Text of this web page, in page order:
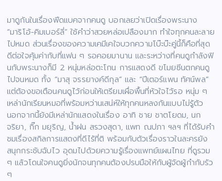
มาดูกันในเรื่องฟีดแบคจากคนดู บอกเลยว่าเปิดเรื่องพระนาง
“มาริโอ้-คิมเบอร์ลี่” ใช้คำว่าสวยหล่อเปลืองมาก ทำใจทุกคนละลาย
ไปหมด ส่วนเรื่องของความเคมีเคใจบวกความโบ๊ะบ๊ะคู่นี้ก็คือที่สุด
ดีต่อใจคุ้มค่ากับที่แฟน ๆ รอคอยมานาน และระหว่างที่คนดูกำลังฟิ
นกับพระนางก็มี 2 หนุ่มหล่อตะโกน การแสดงดี ขโมยซีนตกคนดู
ไปจนหมด ทั้ง “มาสุ จรรยางค์ดีกุล” และ “ปีเตอร์แพน ทัศน์พล”
แต่ต้องขอเตือนคนดูไว้ก่อนให้เตรียมเผื่อพื้นที่หัวใจไว้รอ หนุ่ม ๆ
เหล่านักเรียนหมอที่พร้อมหว่านเสน่ห์ให้ทุกคนหลงกันแบบไม่รู้ตัว
นอกจากนี้ยังมีเหล่านักแสดงในเรื่อง อาทิ ชาย ชาตโยดม, นก
จริยา, กิ๊ก มยุริญ, น้ำฝน สรวงสุดา, แพท ณปภา ฯลฯ ที่ได้รับคำ
ชมเรื่องสกิลการแสดงที่ดีไร้ที่ติ พร้อมกับตัวเรื่องราวในละครยัง
สนุกกระชับฉับไว อุดมไปด้วยความรู้เรื่องแพทย์แผนไทย ที่ดูรวม
ๆ แล้วโดนใจคนดูยิ่งนักจนทุกคนต้องปรบมือให้กับผู้จัดผู้กำกับรัว
ๆ